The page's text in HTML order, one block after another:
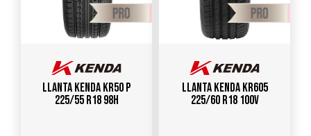
Llanta KENDA KR50 P
225/55 R18 98H
Llanta KENDA KR605
225/60 R18 100V